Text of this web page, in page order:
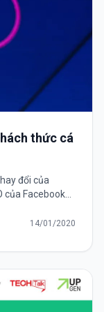
thức cá
đổi của
14/01/2020